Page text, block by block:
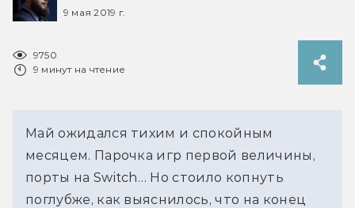
9 мая 2019 г.
9750
9 минут на чтение
Май ожидался тихим и спокойным
месяцем. Парочка игр первой величины,
порты на Switch… Но стоило копнуть
поглубже, как выяснилось, что на конец